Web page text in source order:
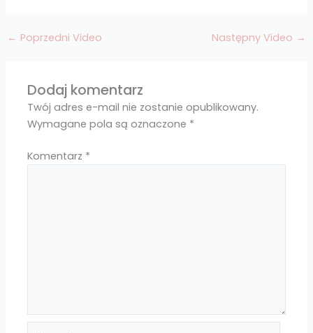
← Poprzedni Video Następny Video →
Dodaj komentarz
Twój adres e-mail nie zostanie opublikowany.
Wymagane pola są oznaczone *
Komentarz *